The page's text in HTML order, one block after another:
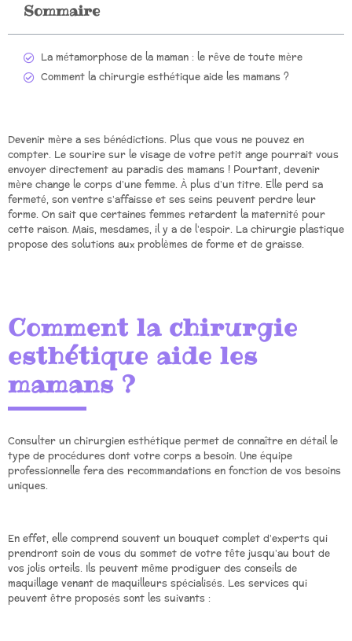
Sommaire
La métamorphose de la maman : le rêve de toute mère
Comment la chirurgie esthétique aide les mamans ?
Devenir mère a ses bénédictions. Plus que vous ne pouvez en
compter. Le sourire sur le visage de votre petit ange pourrait vous
envoyer directement au paradis des mamans ! Pourtant, devenir
mère change le corps d’une femme. À plus d’un titre. Elle perd sa
fermeté, son ventre s’affaisse et ses seins peuvent perdre leur
forme. On sait que certaines femmes retardent la maternité pour
cette raison. Mais, mesdames, il y a de l’espoir. La chirurgie plastique
propose des solutions aux problèmes de forme et de graisse.
Comment la chirurgie
esthétique aide les
mamans ?
Consulter un chirurgien esthétique permet de connaître en détail le
type de procédures dont votre corps a besoin. Une équipe
professionnelle fera des recommandations en fonction de vos besoins
uniques.
En effet, elle comprend souvent un bouquet complet d’experts qui
prendront soin de vous du sommet de votre tête jusqu’au bout de
vos jolis orteils. Ils peuvent même prodiguer des conseils de
maquillage venant de maquilleurs spécialisés. Les services qui
peuvent être proposés sont les suivants :